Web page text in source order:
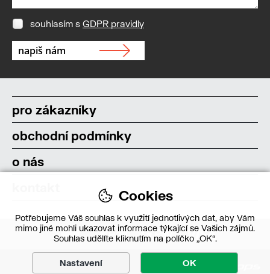
souhlasím s GDPR pravidly
pro zákazníky
obchodní podmínky
o nás
Cookies
Potřebujeme Váš souhlas k využití jednotlivých dat, aby Vám
mimo jiné mohli ukazovat informace týkající se Vašich zájmů.
Souhlas udělíte kliknutím na políčko „OK“.
Nastavení OK